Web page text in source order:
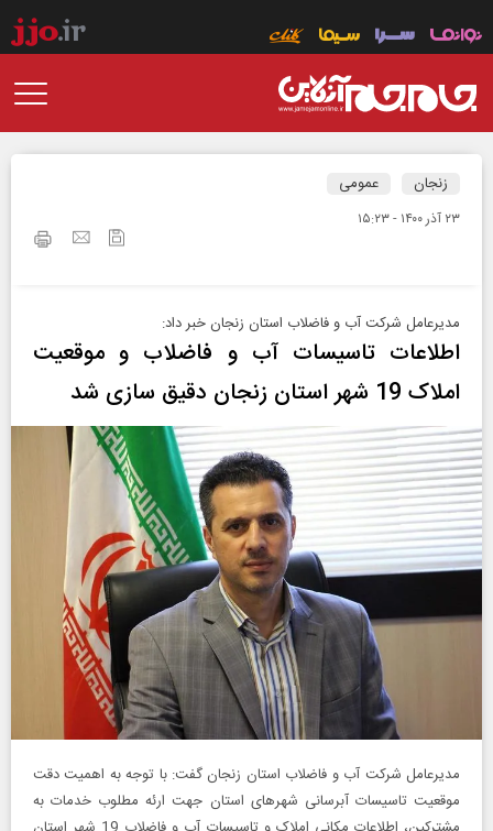
زنجان عمومی
۲۳ آذر ۱۴۰۰ - ۱۵:۲۳
مدیرعامل شرکت آب و فاضلاب استان زنجان خبر داد:
اطلاعات تاسیسات آب و فاضلاب و موقعیت
املاک 19 شهر استان زنجان دقیق سازی شد
مدیرعامل شرکت آب و فاضلاب استان زنجان گفت: با توجه به اهمیت دقت
موقعیت تاسیسات آبرسانی شهرهای استان جهت ارئه مطلوب خدمات به